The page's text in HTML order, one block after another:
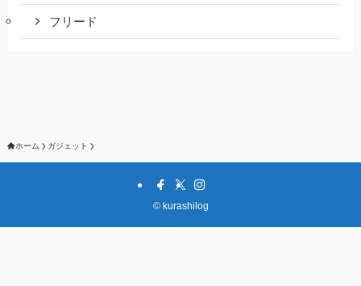
フリード
ホーム ガジェット
©kurashilog